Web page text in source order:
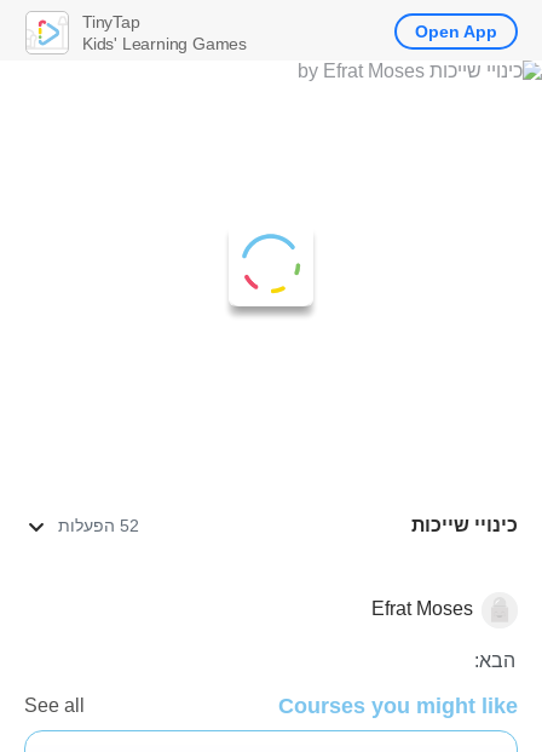
כינויי שייכות 52 הפעלות
השפה העברית
Efrat Moses
הבא:
Courses you might like
See all
TinyTap
Kids' Learning Games
Open App